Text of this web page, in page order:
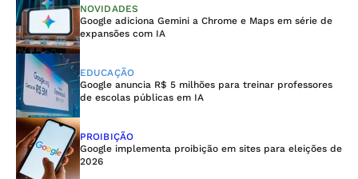
NOVIDADES
Google adiciona Gemini a Chrome e Maps em série de
expansões com IA
EDUCAÇÃO
Google anuncia R$ 5 milhões para treinar professores
de escolas públicas em IA
PROIBIÇÃO
Google implementa proibição em sites para eleições de
2026